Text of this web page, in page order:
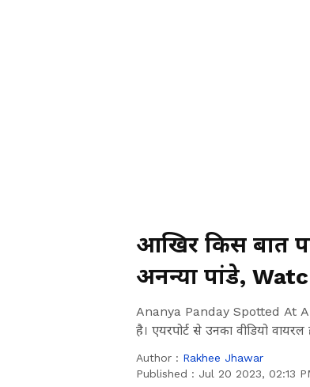
आखिर किस बात
अनन्या पांडे,
Ananya Panday Spotted At
है। एयरपोर्ट से उनका वीडियो
Author : Rakhee Jhawar
Published : Jul 20 2023, 02:13